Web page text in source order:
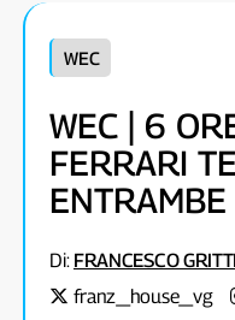
WEC
WEC | 6
FERRARI
ENTRAMBE
Di: FRANCESCO GRITTI
franz_house_vg